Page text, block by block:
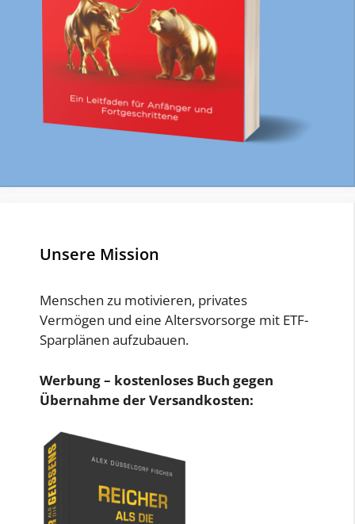
Unsere Mission
Menschen zu motivieren, privates
Vermögen und eine Altersvorsorge mit ETF-
Sparplänen aufzubauen.
Werbung – kostenloses Buch gegen
Übernahme der Versandkosten: